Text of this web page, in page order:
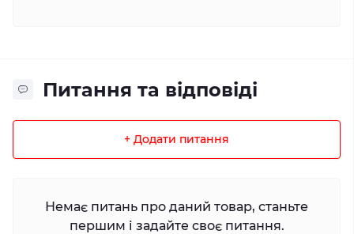
Питання та відповіді
+ Додати питання
Немає питань про даний товар, станьте
першим і задайте своє питання.